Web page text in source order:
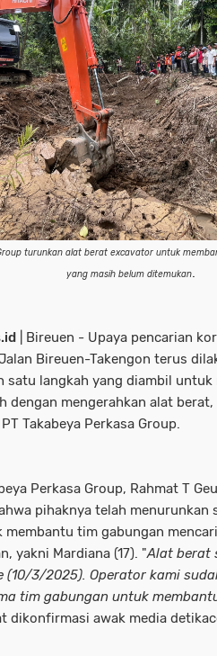
turunkan alat berat excavator untuk
yang masih belum ditemukan
| Bireuen - Upaya pencarian
Bireuen-Takengon terus
satu langkah yang diambil untuk
dengan mengerahkan alat
Takabeya Perkasa Group.
Perkasa Group, Rahmat T
pihaknya telah
tim gabungan
yakni Mardiana (17). "Alat berat
(10/3/2025). Operator kami
tim gabungan untuk
dikonfirmasi awak media